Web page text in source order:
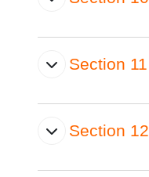
Section 11
Section 12